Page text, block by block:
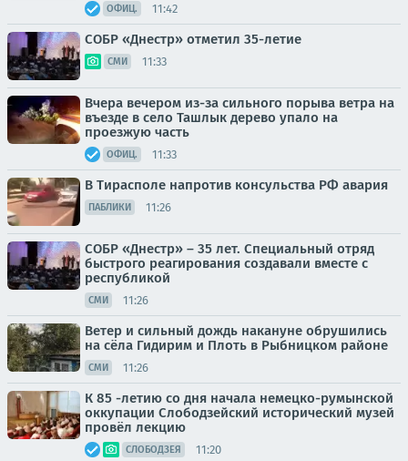
ОФИЦ. 11:42
СОБР «Днестр» отметил 35-летие
СМИ 11:33
Вчера вечером из-за сильного порыва ветра на
въезде в село Ташлык дерево упало на
проезжую часть
ОФИЦ. 11:33
В Тирасполе напротив консульства РФ авария
ПАБЛИКИ 11:26
СОБР «Днестр» – 35 лет. Специальный отряд
быстрого реагирования создавали вместе с
республикой
СМИ 11:26
Ветер и сильный дождь накануне обрушились
на сёла Гидирим и Плоть в Рыбницком районе
СМИ 11:26
К 85 -летию со дня начала немецко-румынской
оккупации Слободзейский исторический музей
провёл лекцию
СЛОБОДЗЕЯ 11:20